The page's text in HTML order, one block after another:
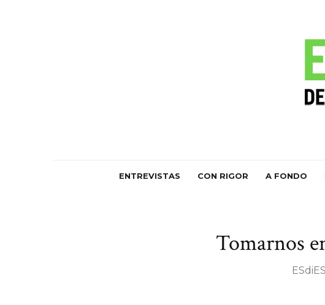
ENTREVISTAS CON RIGOR A FONDO
Tomarnos
ESdiES